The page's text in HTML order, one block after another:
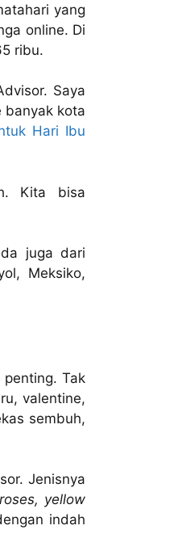
yang
online. Di
ribu.
Saya
banyak kota
Hari Ibu
Kita bisa
juga dari
Meksiko,
Tak
valentine,
sembuh,
Jenisnya
yellow
indah